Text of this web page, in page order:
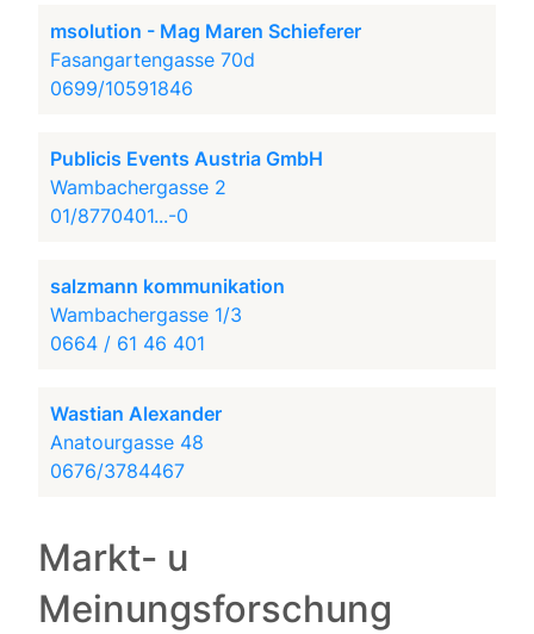
msolution - Mag Maren Schieferer
Fasangartengasse 70d
0699/10591846
Publicis Events Austria GmbH
Wambachergasse 2
01/8770401...-0
salzmann kommunikation
Wambachergasse 1/3
0664 / 61 46 401
Wastian Alexander
Anatourgasse 48
0676/3784467
Markt- u
Meinungsforschung